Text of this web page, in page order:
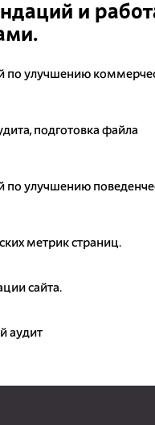
и
по улучшению
подготовка файла
по улучшению
метрик страниц.
сайта.
аудит